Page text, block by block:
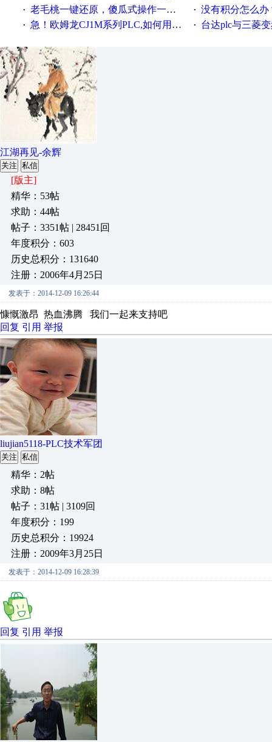
· 老毛桃一键还原，傻瓜式操作一键轻松备份还原；程序为向导式安装，一键即可实现自动备份或还原系统。 · 没有积分怎么办
· 急！欧姆龙CJ1M系列PLC,如何用时间控制变频器。要求时间在组态王中可以自由输入！拜托各位大神了！ · 台达plc与三菱
江湖再见-余辉
关注 私信
[版主]
精华：53帖
求助：44帖
帖子：3351帖 | 28451回
年度积分：603
历史总积分：131640
注册：2006年4月25日
发表于：2014-12-09 16:26:44
慷慨激昂 热血沸腾 我们一起来支持吧
回复 引用 举报
liujian5118-PLC技术军团
关注 私信
精华：2帖
求助：8帖
帖子：31帖 | 3109回
年度积分：199
历史总积分：19924
注册：2009年3月25日
发表于：2014-12-09 16:28:39
回复 引用 举报